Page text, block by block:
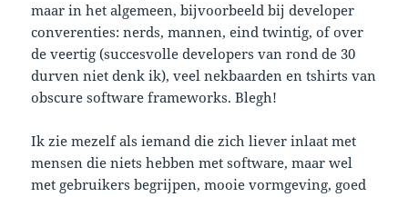
maar in het algemeen, bijvoorbeeld bij developer
converenties: nerds, mannen, eind twintig, of over
de veertig (succesvolle developers van rond de 30
durven niet denk ik), veel nekbaarden en tshirts van
obscure software frameworks. Blegh!
Ik zie mezelf als iemand die zich liever inlaat met
mensen die niets hebben met software, maar wel
met gebruikers begrijpen, mooie vormgeving, goed